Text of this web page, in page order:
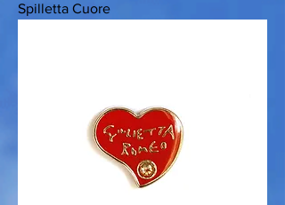
Spilletta Cuore